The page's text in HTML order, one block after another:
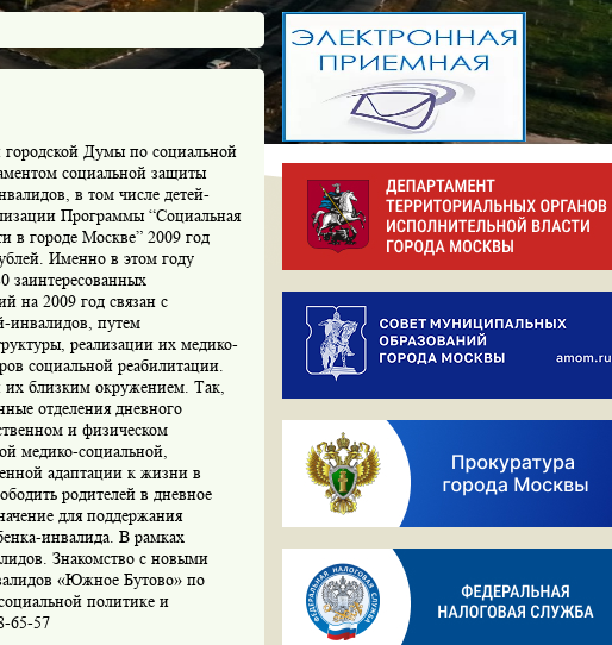
городской Думы по социальной
социальной защиты
в том числе детей-
Программы “Социальная
в городе Москве” 2009 год
Именно в этом году
заинтересованных
на 2009 год связан с
инвалидов, путем
реализации их медико-
социальной реабилитации.
их близким окружением. Так,
отделения дневного
и физическом
медико-социальной,
адаптации к жизни в
родителей в дневное
для поддержания
инвалида. В рамках
Знакомство с новыми
«Южное Бутово» по
политике и
65-57